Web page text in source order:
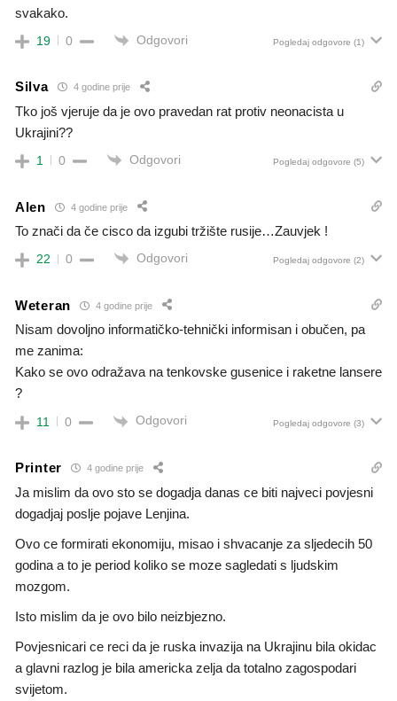
svakako.
19 0 Odgovori Pogledaj odgovore (1)
Silva 4 godine prije
Tko još vjeruje da je ovo pravedan rat protiv neonacista u
Ukrajini??
1 0 Odgovori Pogledaj odgovore (5)
Alen 4 godine prije
To znači da če cisco da izgubi tržište rusije…Zauvjek !
22 0 Odgovori Pogledaj odgovore (2)
Weteran 4 godine prije
Nisam dovoljno informatičko-tehnički informisan i obučen, pa
me zanima:
Kako se ovo odražava na tenkovske gusenice i raketne lansere
?
11 0 Odgovori Pogledaj odgovore (3)
Printer 4 godine prije
Ja mislim da ovo sto se dogadja danas ce biti najveci povjesni
dogadjaj poslje pojave Lenjina.
Ovo ce formirati ekonomiju, misao i shvacanje za sljedecih 50
godina a to je period koliko se moze sagledati s ljudskim
mozgom.
Isto mislim da je ovo bilo neizbjezno.
Povjesnicari ce reci da je ruska invazija na Ukrajinu bila okidac
a glavni razlog je bila americka zelja da totalno zagospodari
svijetom.